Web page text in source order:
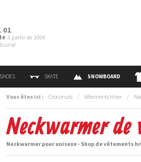
01
à partir de 100€
SHOES SKATE SNOWBOARD
Vous êtes ici : Croconuts / Vêtements Hiver /
Neckwarmer de
Neckwarmer pour unisexe - Shop de vêtements